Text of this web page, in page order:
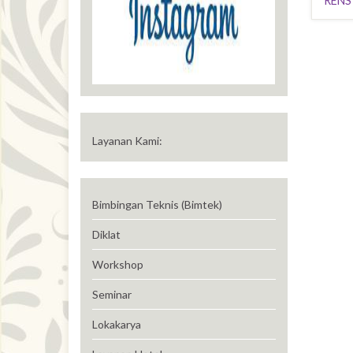
Layanan Kami:
Bimbingan Teknis (Bimtek)
Diklat
Workshop
Seminar
Lokakarya